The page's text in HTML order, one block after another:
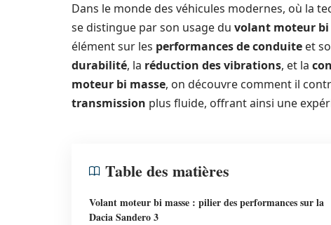
Dans le monde des véhicules modernes, où la
se distingue par son usage du volant moteur bi
élément sur les performances de conduite et
durabilité, la réduction des vibrations, et la
moteur bi masse, on découvre comment il
transmission plus fluide, offrant ainsi une
Table des matières
Volant moteur bi masse : pilier des performances sur la
Dacia Sandero 3